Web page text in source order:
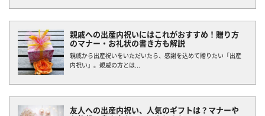
親戚への出産内祝いにはこれがおすすめ！贈り方
のマナー・お礼状の書き方も解説
親戚から出産祝いをいただいたら、感謝を込めて贈りたい「出産
内祝い」。親戚の方とは...
友人への出産内祝い、人気のギフトは？マナーや